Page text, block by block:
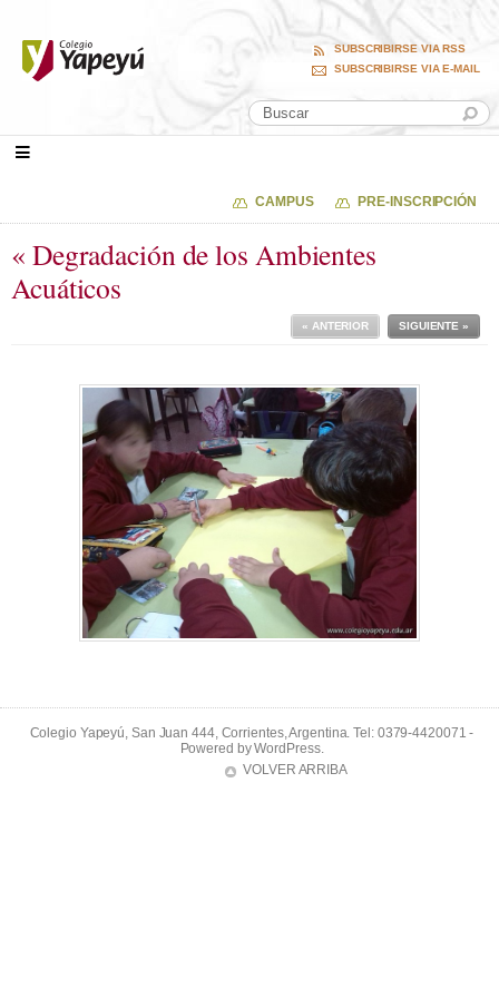
SUBSCRIBIRSE VIA RSS
SUBSCRIBIRSE VIA E-MAIL
CAMPUS PRE-INSCRIPCIÓN
« Degradación de los Ambientes
Acuáticos
SIGUIENTE »
« ANTERIOR
Colegio Yapeyú, San Juan 444, Corrientes, Argentina. Tel: 0379-4420071 -
Powered byWordPress.
VOLVER ARRIBA